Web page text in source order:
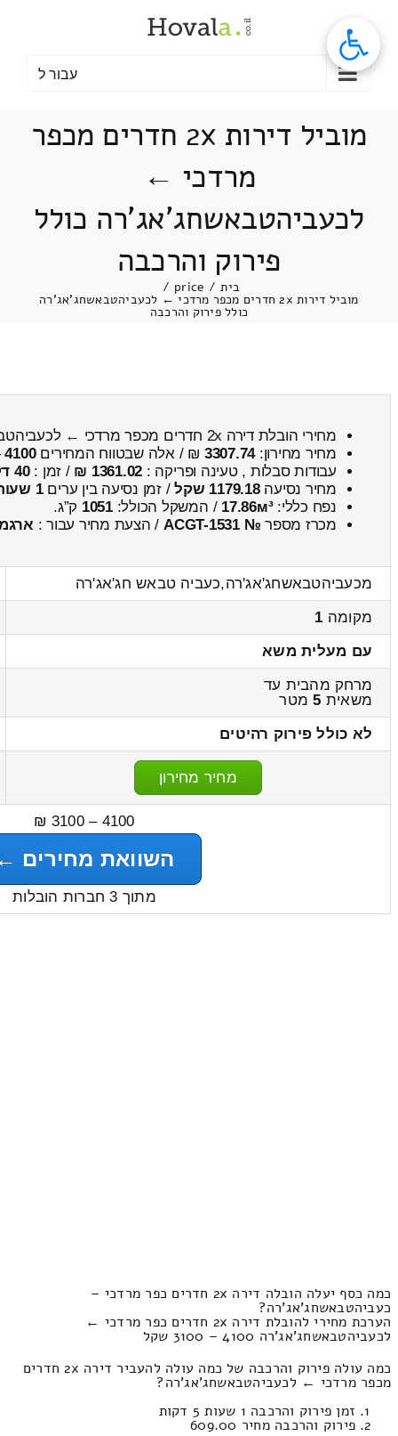
עבור ל
מוביל דירות 2x חדרים מכפר
מרדכי ←
לכעביהטבאשחג'אג'רה כולל
פירוק והרכבה
בית /
price
/
מוביל דירות 2x חדרים מכפר מרדכי ← לכעביהטבאשחג'אג'רה
כולל פירוק והרכבה
מחירי הובלת דירה 2x חדרים מכפר מרדכי ← לכעביהטבאשחג'אג'רה
מחיר מחירון:3307.74 ₪ / אלה שבטווח המחירים4100
עבודות סבלות , טעינה ופריקה : 1361.02 ₪ / זמן :40 דקות 37 שניות
מחיר נסיעה1179.18 שקל / זמן נסיעה בין ערים1 שעות , 26 דקות
נפח כללי:17.86м³ / המשקל הכולל:1051 ק”ג.
מכרז מספר № ACGT-1531 / הצעת מחיר עבור :
מכעביהטבאשחג'אג'רה,כעביה טבאש חג'אג'רה
מקומה 1
עם מעלית משא
מרחק מהבית עד
משאית 5מטר
לא כולל פירוק רהיטים
מחיר מחירון
4100 – 3100 ₪
השוואת מחירים
מתוך 3 חברות הובלות
כמה כסף יעלה הובלה דירה 2x חדרים כפר מרדכי –
כעביהטבאשחג'אג'רה?
הערכת מחירי להובלת דירה 2x חדרים כפר מרדכי ←
לכעביהטבאשחג'אג'רה 4100 – 3100 שקל
כמה עולה פירוק והרכבה של כמה עולה להעביר דירה 2x חדרים
מכפר מרדכי ← לכעביהטבאשחג'אג'רה?
זמן פירוק והרכבה 1 שעות 5 דקות
פירוק והרכבה מחיר 609.00